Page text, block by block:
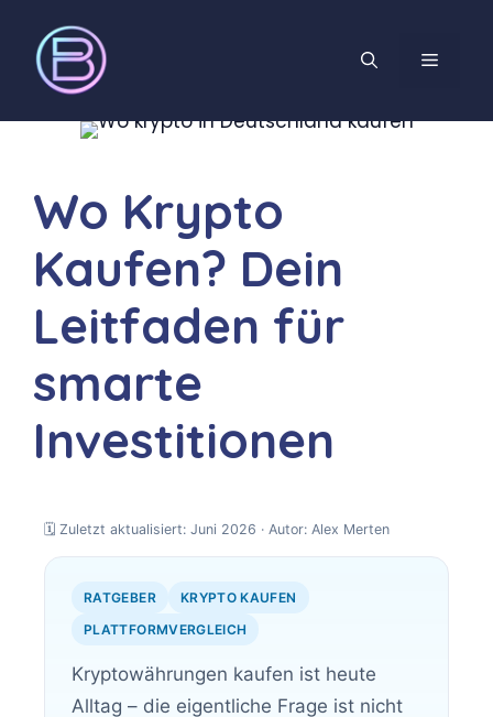
Wo Krypto
Kaufen? Dein
Leitfaden für
smarte
Investitionen
🗓️ Zuletzt aktualisiert: Juni 2026 · Autor: Alex Merten
RATGEBER
KRYPTO KAUFEN
PLATTFORMVERGLEICH
Kryptowährungen kaufen ist heute
Alltag – die eigentliche Frage ist nicht